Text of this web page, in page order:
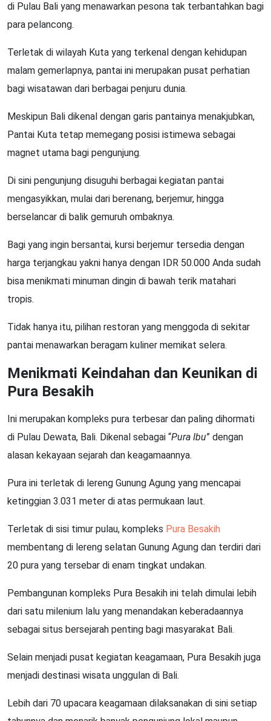
di Pulau Bali yang menawarkan pesona tak terbantahkan bagi
para pelancong.
Terletak di wilayah Kuta yang terkenal dengan kehidupan
malam gemerlapnya, pantai ini merupakan pusat perhatian
bagi wisatawan dari berbagai penjuru dunia.
Meskipun Bali dikenal dengan garis pantainya menakjubkan,
Pantai Kuta tetap memegang posisi istimewa sebagai
magnet utama bagi pengunjung.
Di sini pengunjung disuguhi berbagai kegiatan pantai
mengasyikkan, mulai dari berenang, berjemur, hingga
berselancar di balik gemuruh ombaknya.
Bagi yang ingin bersantai, kursi berjemur tersedia dengan
harga terjangkau yakni hanya dengan IDR 50.000 Anda sudah
bisa menikmati minuman dingin di bawah terik matahari
tropis.
Tidak hanya itu, pilihan restoran yang menggoda di sekitar
pantai menawarkan beragam kuliner memikat selera.
Menikmati Keindahan dan Keunikan di
Pura Besakih
Ini merupakan kompleks pura terbesar dan paling dihormati
di Pulau Dewata, Bali. Dikenal sebagai “Pura Ibu” dengan
alasan kekayaan sejarah dan keagamaannya.
Pura ini terletak di lereng Gunung Agung yang mencapai
ketinggian 3.031 meter di atas permukaan laut.
Terletak di sisi timur pulau, kompleks Pura Besakih
membentang di lereng selatan Gunung Agung dan terdiri dari
20 pura yang tersebar di enam tingkat undakan.
Pembangunan kompleks Pura Besakih ini telah dimulai lebih
dari satu milenium lalu yang menandakan keberadaannya
sebagai situs bersejarah penting bagi masyarakat Bali.
Selain menjadi pusat kegiatan keagamaan, Pura Besakih juga
menjadi destinasi wisata unggulan di Bali.
Lebih dari 70 upacara keagamaan dilaksanakan di sini setiap